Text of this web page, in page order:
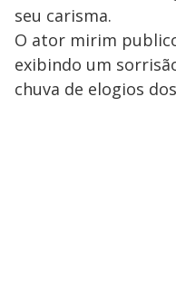
seu carisma.
O ator mirim
exibindo um
chuva de elogios